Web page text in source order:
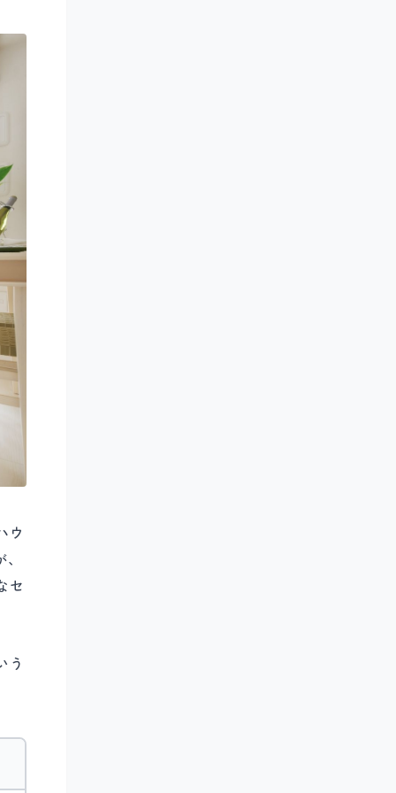
ウ
セ
う